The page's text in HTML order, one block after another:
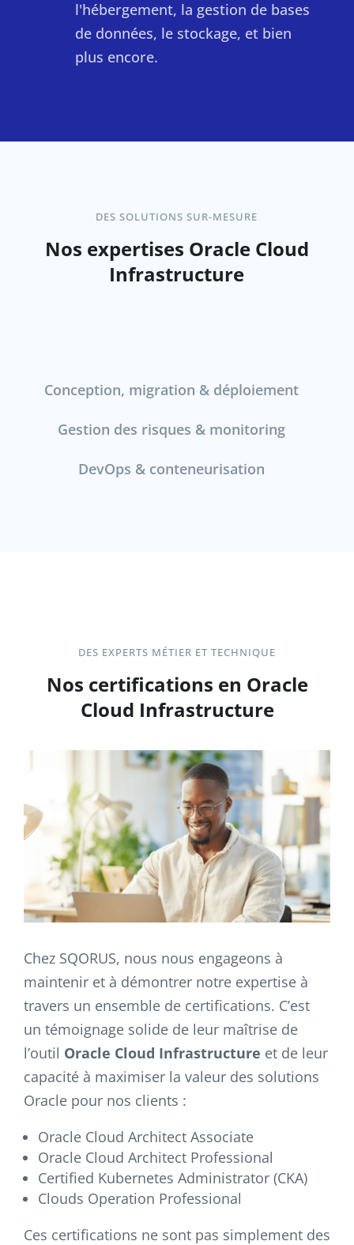
l'hébergement, la gestion de bases
de données, le stockage, et bien
plus encore.
DES SOLUTIONS SUR-MESURE
Nos expertises Oracle Cloud
Infrastructure
Conception, migration & déploiement
Gestion des risques & monitoring
DevOps & conteneurisation
DES EXPERTS MÉTIER ET TECHNIQUE
Nos certifications en Oracle
Cloud Infrastructure
Chez SQORUS, nous nous engageons à
maintenir et à démontrer notre expertise à
travers un ensemble de certifications. C’est
un témoignage solide de leur maîtrise de
l’outil Oracle Cloud Infrastructure et de leur
capacité à maximiser la valeur des solutions
Oracle pour nos clients :
Oracle Cloud Architect Associate
Oracle Cloud Architect Professional
Certified Kubernetes Administrator (CKA)
Clouds Operation Professional
Ces certifications ne sont pas simplement des